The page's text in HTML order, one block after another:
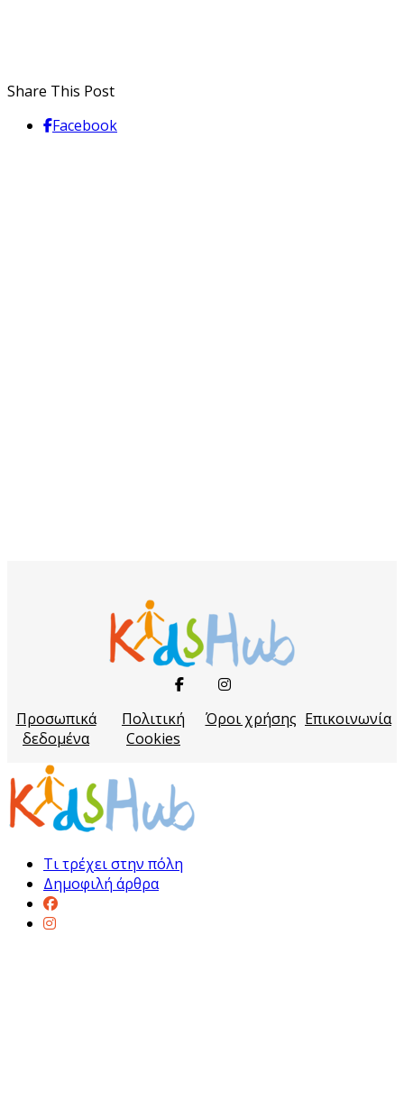
Share This Post
Facebook
Προσωπικά
δεδομένα
Πολιτική
Cookies
Όροι χρήσης Επικοινωνία
Τι τρέχει στην πόλη
Δημοφιλή άρθρα